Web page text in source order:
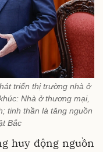
triển thị trường nhà ở
Nhà ở thương mại,
tinh thần là tăng nguồn
Bắc
huy động nguồn